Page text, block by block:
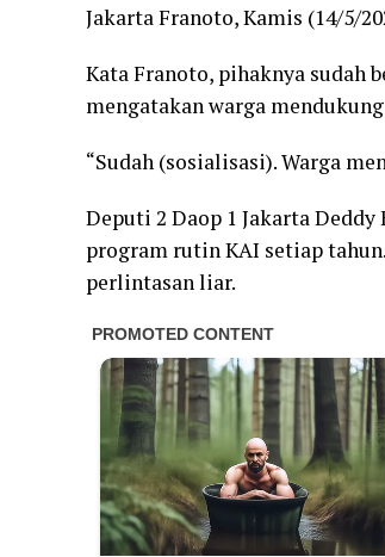
Jakarta Franoto, Kamis (14/5/
Kata Franoto, pihaknya sudah
mengatakan warga
“Sudah (sosialisasi). Warga
Deputi 2 Daop 1 Jakarta
program rutin KAI setiap
perlintasan liar.